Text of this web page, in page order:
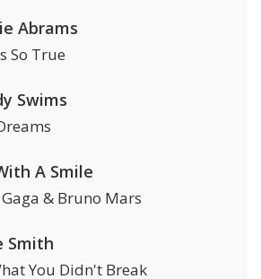
Abrams
So True
Swims
A Smile
& Bruno Mars
Smith
You Didn't Break